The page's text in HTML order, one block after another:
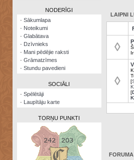
Visatcera
almanahs
Arhīvs
NODERĪGI
· Sākumlapa
· Noteikumi
· Glabātava
· Dzīvnieks
· Mani pēdējie raksti
· Grāmatzīmes
· Stundu pavedieni
SOCIĀLI
· Spēlētāji
· Laupītāju karte
TORŅU PUNKTI
LAIPNI
◊
◊
[
[